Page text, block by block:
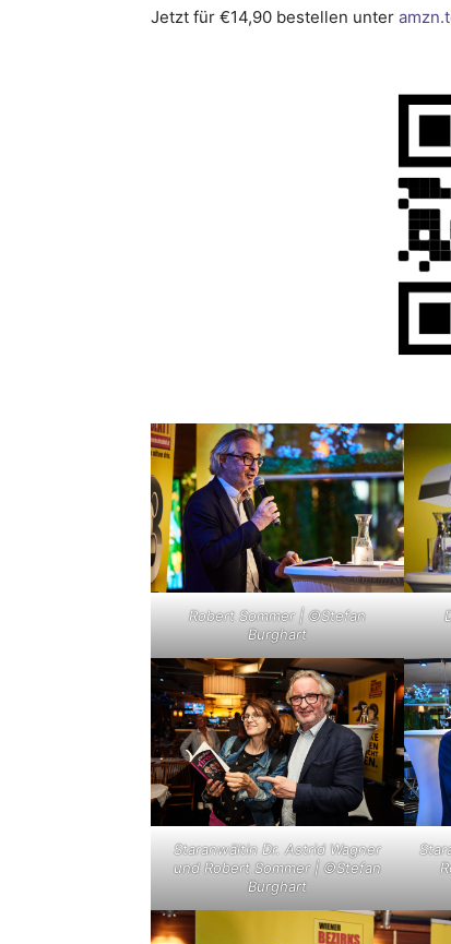
Jetzt für €14,90 bestellen unter
Robert Sommer | ©Stefan
Burghart
Staranwältin Dr. Astrid Wagner
und Robert Sommer | ©Stefan
Burghart